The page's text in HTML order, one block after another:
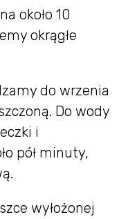
około 10
okrągłe
do wrzenia
Do wody
i
pół minuty,
wyłożonej